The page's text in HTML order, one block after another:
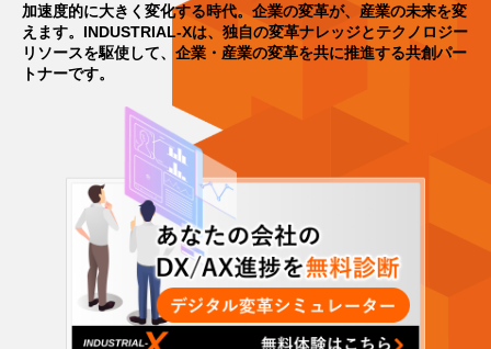
加速度的に大きく変化する時代。 企業の変革が、産業の未来を変
えます。 INDUSTRIAL-Xは、独自の変革ナレッジとテクノロジー
リソースを駆使して、 企業・産業の変革を共に推進する共創パー
トナーです。